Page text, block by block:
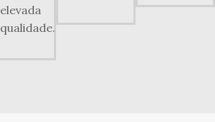
elevada
qualidade.